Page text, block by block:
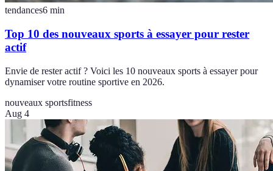
tendances6 min
Top 10 des nouveaux sports à essayer pour rester
actif
Envie de rester actif ? Voici les 10 nouveaux sports à essayer pour
dynamiser votre routine sportive en 2026.
nouveaux sportsfitness
Aug 4